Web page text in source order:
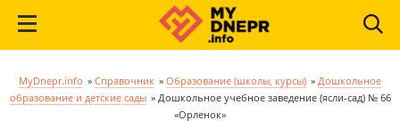
MyDnepr.info » Справочник » Образование (школы, курсы) » Дошкольное
образование и детские сады » Дошкольное учебное заведение (ясли-сад) № 66
«Орленок»